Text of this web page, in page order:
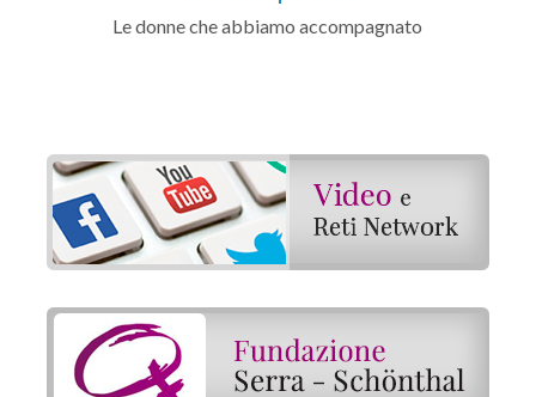
Le donne che abbiamo accompagnato